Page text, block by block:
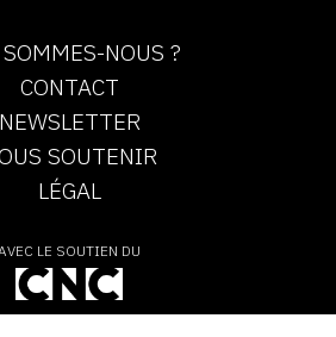
NOUS ?
CONTACT
NEWSLETTER
SOUTENIR
LÉGAL
LE SOUTIEN DU